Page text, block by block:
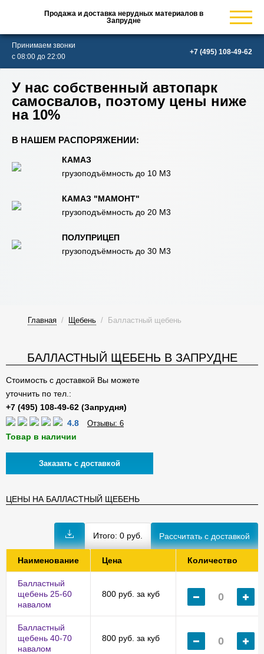
Продажа и доставка нерудных материалов в
Запрудне
Принимаем звонки
с 08:00 до 22:00
В НАШЕМ РАСПОРЯЖЕНИИ:
КАМАЗ
грузоподъёмность до 10 М3
КАМАЗ "МАМОНТ"
грузоподъёмность до 20 М3
ПОЛУПРИЦЕП
грузоподъёмность до 30 М3
У нас собственный автопарк
самосвалов, поэтому цены ниже
на 10%
Главная / Щебень / Балластный щебень
БАЛЛАСТНЫЙ ЩЕБЕНЬ В ЗАПРУДНЕ
Стоимость с доставкой Вы можете
уточнить по тел.:
4.8 Отзывы: 6
Товар в наличии
Заказать с доставкой
ЦЕНЫ НА БАЛЛАСТНЫЙ ЩЕБЕНЬ
Итого: 0 руб.
Наименование Цена Количество
Балластный
щебень 25-60
навалом
800 руб. за куб
Балластный
щебень 40-70
навалом
800 руб. за куб